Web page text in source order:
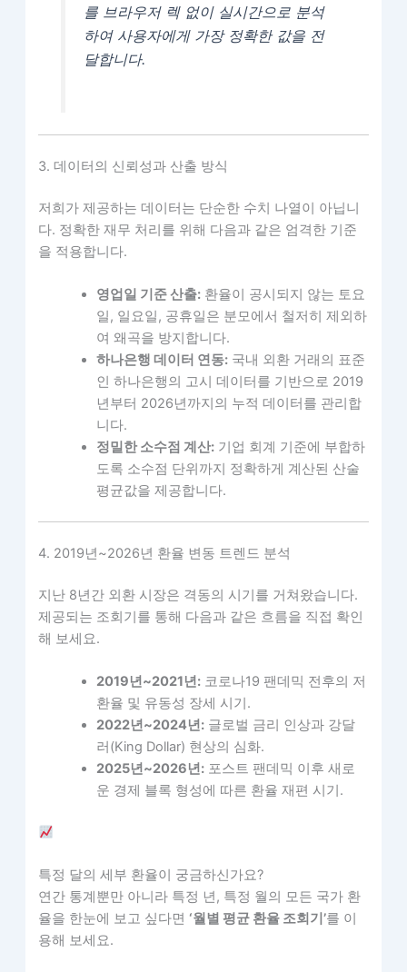
를 브라우저 렉 없이 실시간으로 분석
하여 사용자에게 가장 정확한 값을 전
달합니다.
3. 데이터의 신뢰성과 산출 방식
저희가 제공하는 데이터는 단순한 수치 나열이 아닙니
다. 정확한 재무 처리를 위해 다음과 같은 엄격한 기준
을 적용합니다.
영업일 기준 산출: 환율이 공시되지 않는 토요
일, 일요일, 공휴일은 분모에서 철저히 제외하
여 왜곡을 방지합니다.
하나은행 데이터 연동: 국내 외환 거래의 표준
인 하나은행의 고시 데이터를 기반으로 2019
년부터 2026년까지의 누적 데이터를 관리합
니다.
정밀한 소수점 계산: 기업 회계 기준에 부합하
도록 소수점 단위까지 정확하게 계산된 산술
평균값을 제공합니다.
4. 2019년~2026년 환율 변동 트렌드 분석
지난 8년간 외환 시장은 격동의 시기를 거쳐왔습니다.
제공되는 조회기를 통해 다음과 같은 흐름을 직접 확인
해 보세요.
2019년~2021년: 코로나19 팬데믹 전후의 저
환율 및 유동성 장세 시기.
2022년~2024년: 글로벌 금리 인상과 강달
러(King Dollar) 현상의 심화.
2025년~2026년: 포스트 팬데믹 이후 새로
운 경제 블록 형성에 따른 환율 재편 시기.
특정 달의 세부 환율이 궁금하신가요?
연간 통계뿐만 아니라 특정 년, 특정 월의 모든 국가 환
율을 한눈에 보고 싶다면 ‘월별 평균 환율 조회기’를 이
용해 보세요.